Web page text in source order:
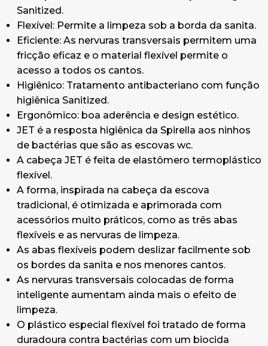
Dimensões: 39,5 x 8 cm (Altura x Diâmetro)
Sanitized.
Flexível: Permite a limpeza sob a borda da sanita.
Eficiente: As nervuras transversais permitem uma
fricção eficaz e o material flexível permite o
acesso a todos os cantos.
Higiênico: Tratamento antibacteriano com função
higiênica Sanitized.
Ergonômico: boa aderência e design estético.
JET é a resposta higiênica da Spirella aos ninhos
de bactérias que são as escovas wc.
A cabeça JET é feita de elastômero termoplástico
flexível.
A forma, inspirada na cabeça da escova
tradicional, é otimizada e aprimorada com
acessórios muito práticos, como as três abas
flexíveis e as nervuras de limpeza.
As abas flexíveis podem deslizar facilmente sob
os bordes da sanita e nos menores cantos.
As nervuras transversais colocadas de forma
inteligente aumentam ainda mais o efeito de
limpeza.
O plástico especial flexível foi tratado de forma
duradoura contra bactérias com um biocida